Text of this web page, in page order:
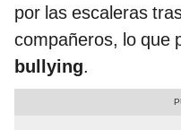
por las escaleras
compañeros, lo que
bullying.